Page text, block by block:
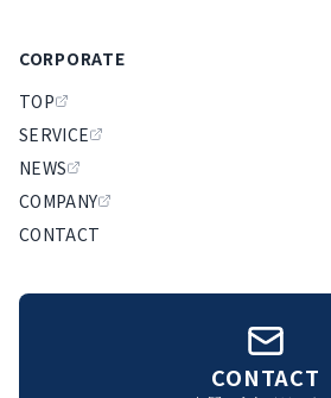
CORPORATE
TOP
SERVICE
NEWS
COMPANY
CONTACT
CONTACT